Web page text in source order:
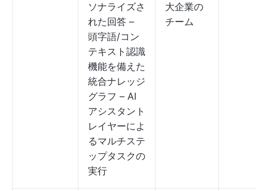
ソナライズさ
れた回答 –
頭字語/コン
テキスト認識
機能を備えた
統合ナレッジ
グラフ – AI
アシスタント
レイヤーによ
るマルチステ
ップタスクの
実行
大企業の
チーム